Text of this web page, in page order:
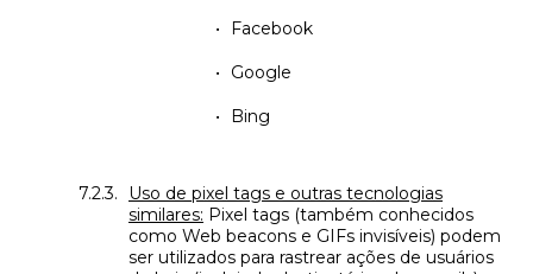
Facebook
Google
Bing
Uso de pixel tags e outras tecnologias
similares: Pixel tags (também conhecidos
como Web beacons e GIFs invisíveis) podem
ser utilizados para rastrear ações de usuários